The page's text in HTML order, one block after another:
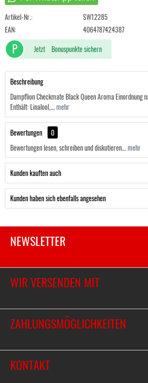
Artikel-Nr.:
SW12285
EAN:
4064787424387
P Jetzt Bonuspunkte sichern
Beschreibung
Dampflion Checkmate Black Queen Aroma Einordnung
Enthält: Linalool,...mehr
Bewertungen
0
Bewertungen lesen, schreiben und diskutieren...mehr
Kunden kauften auch
Kunden haben sich ebenfalls angesehen
NEWSLETTER
WIR VERSENDEN MIT
ZAHLUNGSMÖGLICHKEITEN
KONTAKT